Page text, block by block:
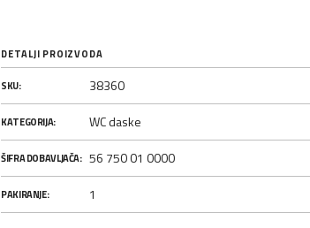
DETALJI PROIZVODA
SKU: 38360
KATEGORIJA: WC daske
ŠIFRA DOBAVLJAČA: 56 750 01 0000
PAKIRANJE: 1